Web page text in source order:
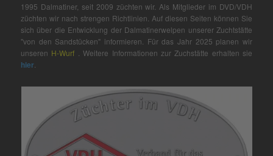
1995 Dalmatiner, seit 2009 züchten wir. Als Mitglieder im DVD/VDH
züchten wir nach strengen Richtlinien. Auf diesen Seiten können Sie
sich über die Entwicklung der Dalmatinerwelpen unserer Zuchtstätte
"von den Sandstücken" informieren. Für das Jahr 2025 planen wir
unseren H-Wurf . Weitere Informationen zur Zuchstätte erhalten sie
hier